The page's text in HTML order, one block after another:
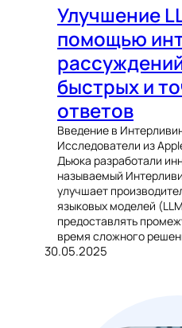
Улучшение
помощью
быстрых и
ответов
Введение в
Исследователи из
Дьюка разработали
называемый
улучшает
языковых моделей
предоставлять
время сложного
30.05.2025